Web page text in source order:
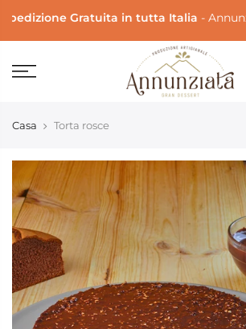
Gratuita in tutta Italia-
Casa Torta rosce